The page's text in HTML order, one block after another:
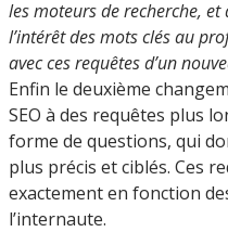
les moteurs de recherche,
l’intérêt des mots clés au
avec ces requêtes d’un
Enfin le deuxième
SEO à des requêtes plus
forme de questions, qui
plus précis et ciblés. Ces
exactement en fonction
l’internaute.